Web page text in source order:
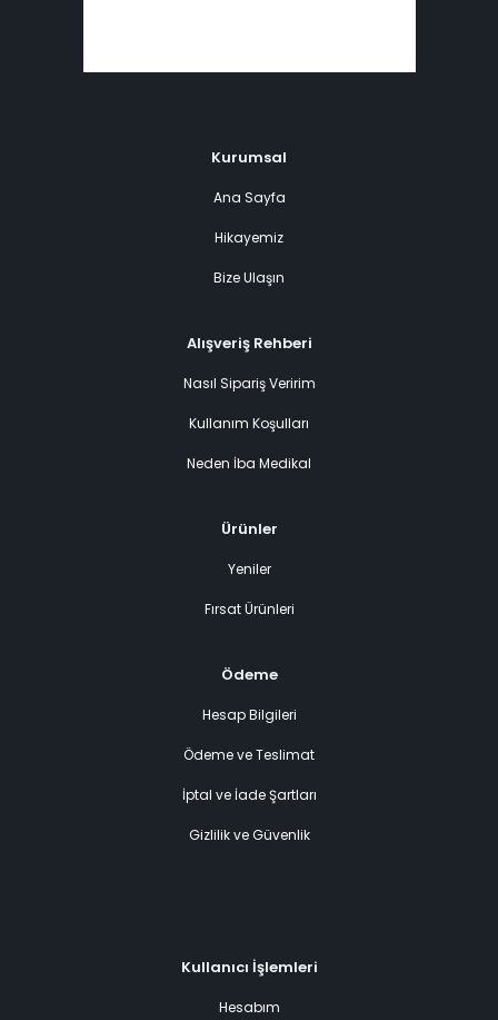
Kurumsal
Ana Sayfa
Hikayemiz
Bize Ulaşın
Alışveriş Rehberi
Nasıl Sipariş Veririm
Kullanım Koşulları
Neden İba Medikal
Ürünler
Yeniler
Fırsat Ürünleri
Ödeme
Hesap Bilgileri
Ödeme ve Teslimat
İptal ve İade Şartları
Gizlilik ve Güvenlik
Kullanıcı İşlemleri
Hesabım